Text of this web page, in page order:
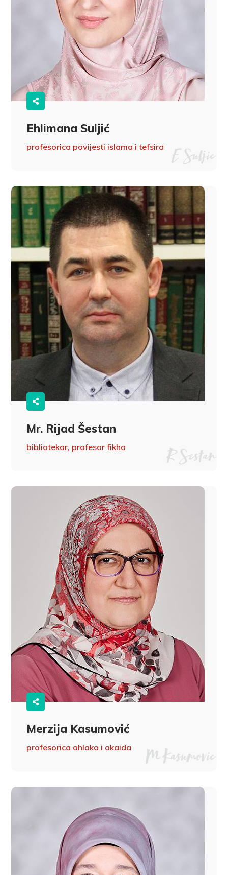
Ehlimana Suljić
profesorica povijesti islama i tefsira
Mr. Rijad Šestan
bibliotekar, profesor fikha
Merzija Kasumović
profesorica ahlaka i akaida